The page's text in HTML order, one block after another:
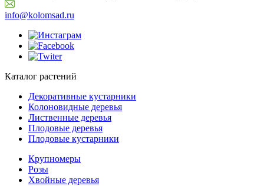
info@kolomsad.ru
Каталог растений
Декоративные кустарники
Колоновидные деревья
Лиственные деревья
Плодовые деревья
Плодовые кустарники
Крупномеры
Розы
Хвойные деревья